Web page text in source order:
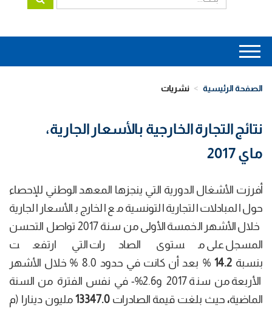
Main
navigation
الصفحة الرئيسية نشريات
نتائج التجارة الخارجية بالأسعار الجارية،
ماي 2017
أفرزت الأشغال الدورية التي ينجزها المعهد الوطني للإحصاء
حول المبادلات التجارية التونسية مع الخارج بالأسعار الجارية
خلال الأشهر الخمسة الأولى من سنة 2017 تواصل التحسن
المسجل على مستوى الصادرات التي ارتفعت
بنسبة14.2
% بعد أن كانت في حدود 8.0 % خلال الأشهر
الأربعة من سنة 2017 و2.6%- في نفس الفترة من السنة
الماضية، حيث بلغت قيمة الصادرات13347.0 مليون دينارا (م